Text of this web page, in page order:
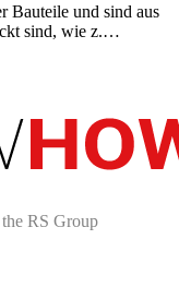
Bauteile und sind aus
sind, wie z.…